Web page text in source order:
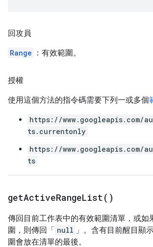
回攻員
Range ：有效範圍。
授權
使用這個方法的指令碼需要下列一或多個
https://www.googleapis.com/
ts.currentonly
https://www.googleapis.com/
ts
getActiveRangeList( )
傳回目前工作表中的有效範圍清單，或如
圍，則傳回「 null 」。含有目前醒目顯
圍會放在清單的最後。